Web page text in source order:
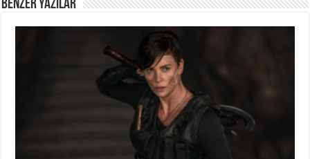
Benzer Yazılar